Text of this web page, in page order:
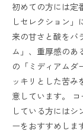
初めての方には定
しセレクション
来の甘さと酸をバ
ム」、重厚感のあ
の「ミディアムダ
ッキリとした苦み
意しています。
している方にはシ
ーをおすすめしま